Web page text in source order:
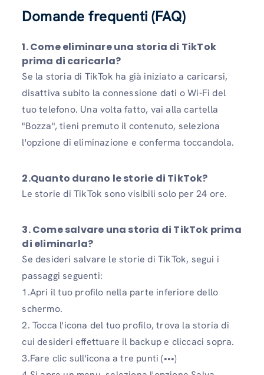
Domande frequenti (FAQ)
1. Come eliminare una storia di TikTok
prima di caricarla?
Se la storia di TikTok ha già iniziato a caricarsi,
disattiva subito la connessione dati o Wi-Fi del
tuo telefono. Una volta fatto, vai alla cartella
"Bozza", tieni premuto il contenuto, seleziona
l'opzione di eliminazione e conferma toccandola.
2.Quanto durano le storie di TikTok?
Le storie di TikTok sono visibili solo per 24 ore.
3. Come salvare una storia di TikTok prima
di eliminarla?
Se desideri salvare le storie di TikTok, segui i
passaggi seguenti:
1.Apri il tuo profilo nella parte inferiore dello
schermo.
2. Tocca l'icona del tuo profilo, trova la storia di
cui desideri effettuare il backup e cliccaci sopra.
3.Fare clic sull'icona a tre punti (•••)